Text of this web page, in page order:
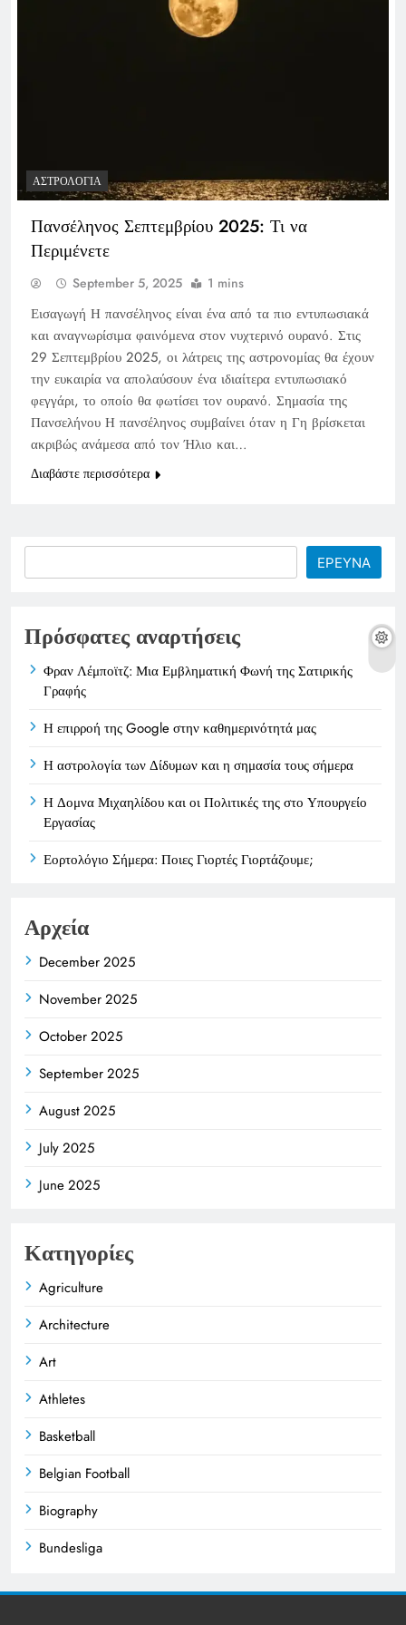
ΑΣΤΡΟΛΟΓΊΑ
Πανσέληνος Σεπτεμβρίου 2025: Τι να
Περιμένετε
September 5, 2025 1 mins
Εισαγωγή Η πανσέληνος είναι ένα από τα πιο εντυπωσιακά
και αναγνωρίσιμα φαινόμενα στον νυχτερινό ουρανό. Στις
29 Σεπτεμβρίου 2025, οι λάτρεις της αστρονομίας θα έχουν
την ευκαιρία να απολαύσουν ένα ιδιαίτερα εντυπωσιακό
φεγγάρι, το οποίο θα φωτίσει τον ουρανό. Σημασία της
Πανσελήνου Η πανσέληνος συμβαίνει όταν η Γη βρίσκεται
ακριβώς ανάμεσα από τον Ήλιο και…
Διαβάστε περισσότερα
ΕΡΕΥΝΑ
Πρόσφατες αναρτήσεις
Φραν Λέμποϊτζ: Μια Εμβληματική Φωνή της Σατιρικής
Γραφής
Η επιρροή της Google στην καθημερινότητά μας
Η αστρολογία των Δίδυμων και η σημασία τους σήμερα
Η Δομνα Μιχαηλίδου και οι Πολιτικές της στο Υπουργείο
Εργασίας
Εορτολόγιο Σήμερα: Ποιες Γιορτές Γιορτάζουμε;
Αρχεία
December 2025
November 2025
October 2025
September 2025
August 2025
July 2025
June 2025
Κατηγορίες
Agriculture
Architecture
Art
Athletes
Basketball
Belgian Football
Biography
Bundesliga